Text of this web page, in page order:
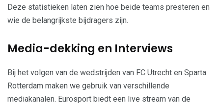
Deze statistieken laten zien hoe beide teams presteren en
wie de belangrijkste bijdragers zijn.
Media-dekking en Interviews
Bij het volgen van de wedstrijden van FC Utrecht en Sparta
Rotterdam maken we gebruik van verschillende
mediakanalen. Eurosport biedt een live stream van de